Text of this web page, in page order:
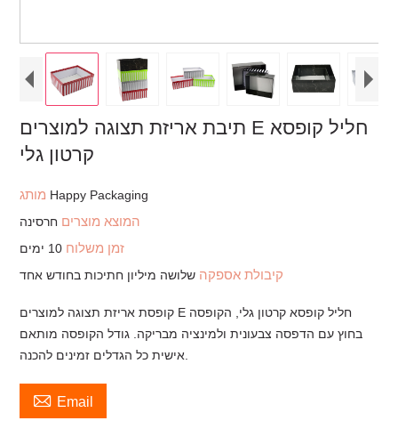
תיבת אריזת תצוגה למוצרים E חליל קופסא
קרטון גלי
Happy Packaging
המוצא מוצרים חרסינה
זמן משלוח 10 ימים
קיבולת אספקה שלושה מיליון חתיכות בחודש אחד
קופסת אריזת תצוגה למוצרים E חליל קופסא קרטון גלי, הקופסה
בחוץ עם הדפסה צבעונית ולמינציה מבריקה. גודל הקופסה מותאם
 Email